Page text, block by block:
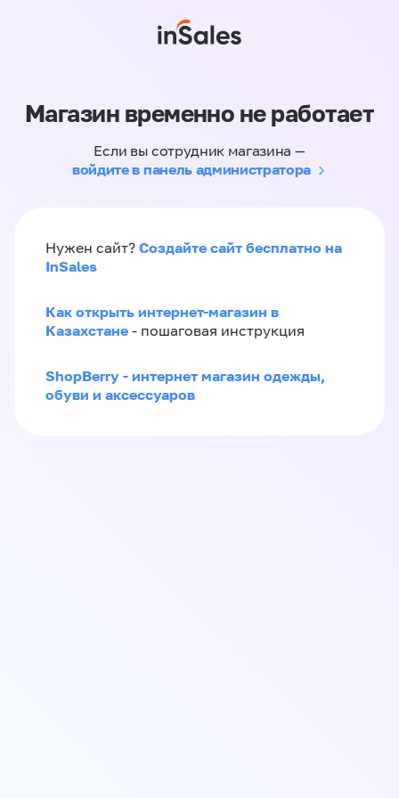
Магазин временно не работает
Если вы сотрудник магазина —
войдите в панель администратора
Нужен сайт? Создайте сайт бесплатно на
InSales
Как открыть интернет-магазин в
Казахстане - пошаговая инструкция
ShopBerry - интернет магазин одежды,
обуви и аксессуаров